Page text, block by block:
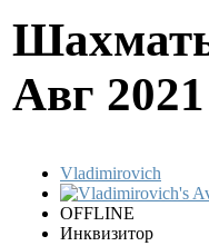
Авг
Vladimirovich
OFFLINE
Инквизитор